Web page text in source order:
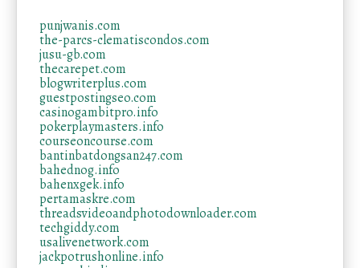
punjwanis.com
the-parcs-clematiscondos.com
jusu-gb.com
thecarepet.com
blogwriterplus.com
guestpostingseo.com
casinogambitpro.info
pokerplaymasters.info
courseoncourse.com
bantinbatdongsan247.com
bahednog.info
bahenxgek.info
pertamaskre.com
threadsvideoandphotodownloader.com
techgiddy.com
usalivenetwork.com
jackpotrushonline.info